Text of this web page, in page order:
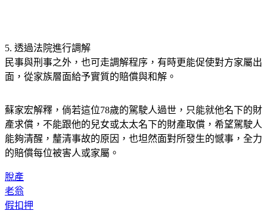
5. 透過法院進行調解
民事與刑事之外，也可走調解程序，有時更能促使對方家屬出
面，從家族層面給予實質的賠償與和解。
蘇家宏解釋，倘若這位78歲的駕駛人過世，只能就他名下的財
產求償，不能跟他的兒女或太太名下的財產取償，希望駕駛人
能夠清醒，釐清事故的原因，也坦然面對所發生的憾事，全力
的賠償每位被害人或家屬。
脫產
老翁
假扣押